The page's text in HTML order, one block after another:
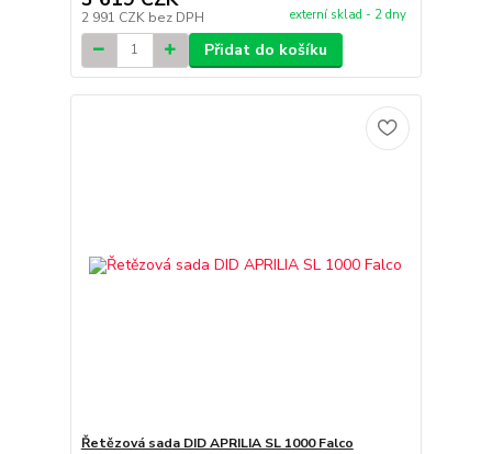
2 991 CZK bez DPH externí sklad - 2 dny
Přidat do košíku
Řetězová sada DID APRILIA SL 1000 Falco